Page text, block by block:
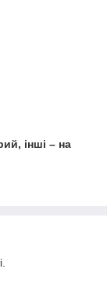
інші – на